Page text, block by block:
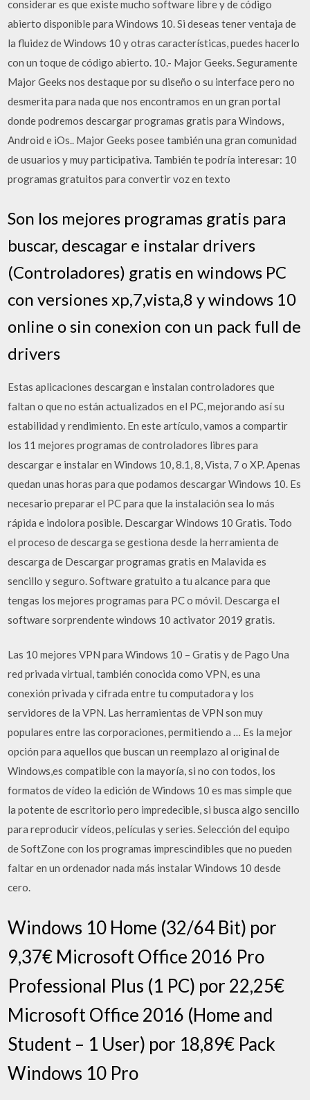
considerar es que existe mucho software libre y de código
abierto disponible para Windows 10. Si deseas tener ventaja de
la fluidez de Windows 10 y otras características, puedes hacerlo
con un toque de código abierto. 10.- Major Geeks. Seguramente
Major Geeks nos destaque por su diseño o su interface pero no
desmerita para nada que nos encontramos en un gran portal
donde podremos descargar programas gratis para Windows,
Android e iOs.. Major Geeks posee también una gran comunidad
de usuarios y muy participativa. También te podría interesar: 10
programas gratuitos para convertir voz en texto
Son los mejores programas gratis para
buscar, descagar e instalar drivers
(Controladores) gratis en windows PC
con versiones xp,7,vista,8 y windows 10
online o sin conexion con un pack full de
drivers
Estas aplicaciones descargan e instalan controladores que
faltan o que no están actualizados en el PC, mejorando así su
estabilidad y rendimiento. En este artículo, vamos a compartir
los 11 mejores programas de controladores libres para
descargar e instalar en Windows 10, 8.1, 8, Vista, 7 o XP. Apenas
quedan unas horas para que podamos descargar Windows 10. Es
necesario preparar el PC para que la instalación sea lo más
rápida e indolora posible. Descargar Windows 10 Gratis. Todo
el proceso de descarga se gestiona desde la herramienta de
descarga de Descargar programas gratis en Malavida es
sencillo y seguro. Software gratuito a tu alcance para que
tengas los mejores programas para PC o móvil. Descarga el
software sorprendente windows 10 activator 2019 gratis.
Las 10 mejores VPN para Windows 10 – Gratis y de Pago Una
red privada virtual, también conocida como VPN, es una
conexión privada y cifrada entre tu computadora y los
servidores de la VPN. Las herramientas de VPN son muy
populares entre las corporaciones, permitiendo a … Es la mejor
opción para aquellos que buscan un reemplazo al original de
Windows,es compatible con la mayoría, si no con todos, los
formatos de vídeo la edición de Windows 10 es mas simple que
la potente de escritorio pero impredecible, si busca algo sencillo
para reproducir vídeos, películas y series. Selección del equipo
de SoftZone con los programas imprescindibles que no pueden
faltar en un ordenador nada más instalar Windows 10 desde
cero.
Windows 10 Home (32/64 Bit) por
9,37€ Microsoft Office 2016 Pro
Professional Plus (1 PC) por 22,25€
Microsoft Office 2016 (Home and
Student – 1 User) por 18,89€ Pack
Windows 10 Pro